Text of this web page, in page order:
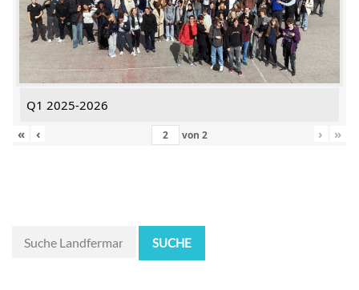
Q1 2025-2026
«
‹ von 2 › »
SUCHE